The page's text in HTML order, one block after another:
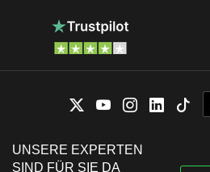
UNSERE EXPERTEN
SIND FÜR SIE DA